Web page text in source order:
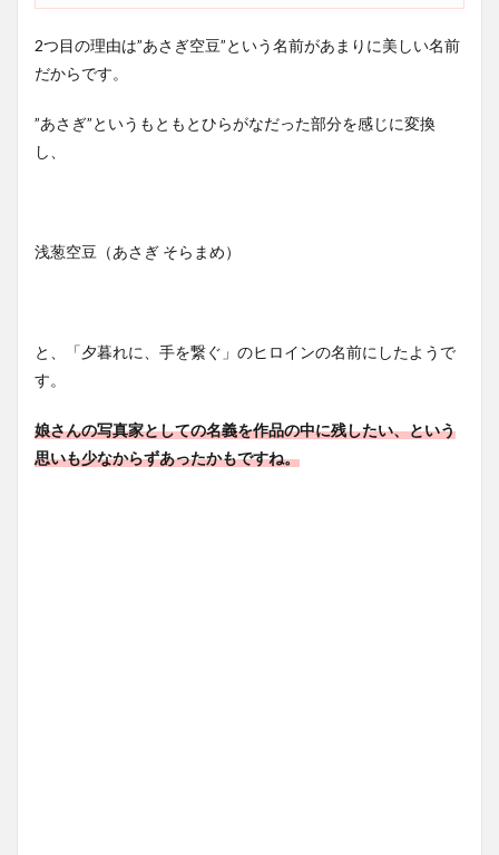
2つ目の理由は”あさぎ空豆”という名前があまりに美しい名前
だからです。
”あさぎ”というもともとひらがなだった部分を感じに変換
し、
浅葱空豆（あさぎ そらまめ）
と、「夕暮れに、手を繋ぐ」のヒロインの名前にしたようで
す。
娘さんの写真家としての名義を作品の中に残したい、という
思いも少なからずあったかもですね。